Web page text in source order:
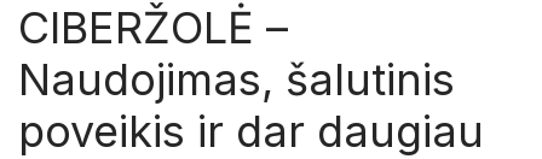
CIBERŽOLĖ –
Naudojimas, šalutinis
poveikis ir dar daugiau